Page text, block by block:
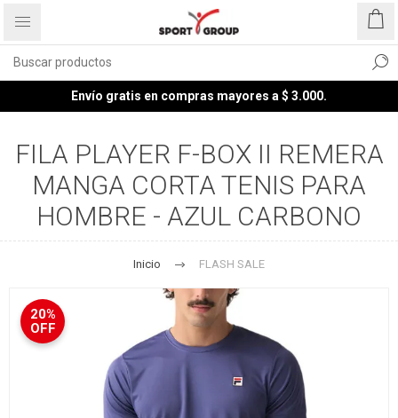
Envío gratis en compras mayores a $ 3.000.
FILA PLAYER F-BOX II REMERA
MANGA CORTA TENIS PARA
HOMBRE - AZUL CARBONO
Inicio FLASH SALE
20%
OFF